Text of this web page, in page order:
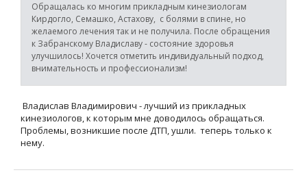
Обращалась ко многим прикладным кинезиологам
Кирдогло, Семашко, Астахову, с болями в спине, но
желаемого лечения так и не получила. После обращения
к Забранскому Владиславу - состояние здоровья
улучшилось! Хочется отметить индивидуальный подход,
внимательность и профессионализм!
Владислав Владимирович - лучший из прикладных
кинезиологов, к которым мне доводилось обращаться.
Проблемы, возникшие после ДТП, ушли. теперь только к
нему.